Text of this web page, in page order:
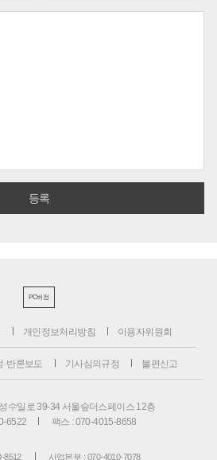
PC버전
개인정보처리방침 이용자위원회
·반론보도 기사심의규정 불편신고
수일로 39-34 서울숲더스페이스 12층
6522
팩스 : 070-4015-8658
8512 사업본부 : 070-4010-7078